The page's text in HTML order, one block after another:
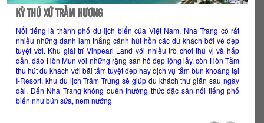
KỲ THÚ XỨ TRẦM HƯƠNG
Nổi tiếng là thành phố du lịch biển của Việt Nam, Nha Trang có rất
nhiều những danh lam thắng cảnh hút hồn các du khách bởi vẻ đẹp
tuyệt vời. Khu giải trí Vinpearl Land với nhiều trò chơi thú vị và hấp
dẫn, đảo Hòn Mun với những rặng san hô đẹp lộng lẫy, còn Hòn Tằm
thu hút du khách với bãi tắm tuyệt đẹp hay dịch vụ tắm bùn khoáng tại
I-Resort, khu du lịch Trăm Trứng sẽ giúp du khách thư giãn sau ngày
dài. Đến Nha Trang không quên thưởng thức đặc sản nổi tiếng phố
biển như bún sứa, nem nướng